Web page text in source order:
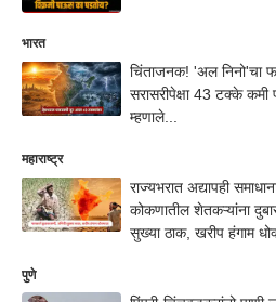
भारत
चिंताजनक! 'अल निनो'चा
सरासरीपेक्षा 43 टक्के
म्हणाले...
महाराष्ट्र
राज्यभरात अद्यापही
कोकणातील शेतकऱ्यांना
सुख्या ठाक, खरीप हंगाम
पुणे